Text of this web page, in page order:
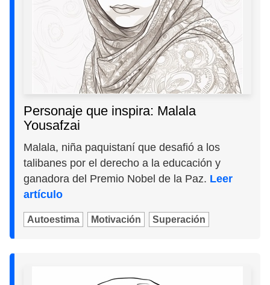
Personaje que inspira: Malala
Yousafzai
Malala, niña paquistaní que desafió a los
talibanes por el derecho a la educación y
ganadora del Premio Nobel de la Paz. Leer
artículo
Autoestima Motivación Superación